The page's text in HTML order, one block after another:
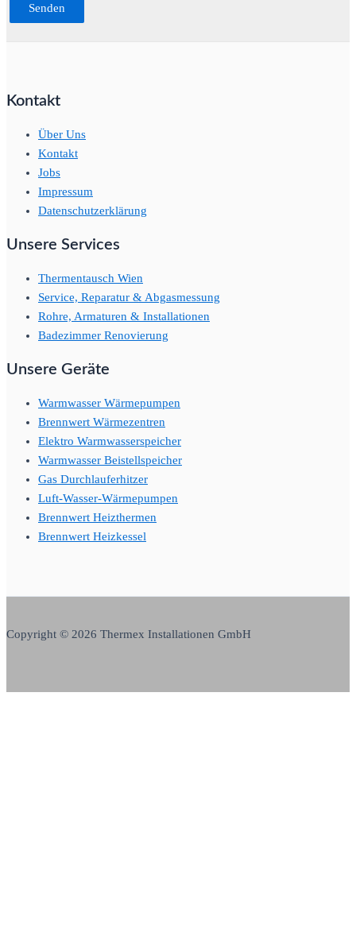
Kontakt
Über Uns
Kontakt
Jobs
Impressum
Datenschutzerklärung
Unsere Services
Thermentausch Wien
Service, Reparatur & Abgasmessung
Rohre, Armaturen & Installationen
Badezimmer Renovierung
Unsere Geräte
Warmwasser Wärmepumpen
Brennwert Wärmezentren
Elektro Warmwasserspeicher
Warmwasser Beistellspeicher
Gas Durchlauferhitzer
Luft-Wasser-Wärmepumpen
Brennwert Heizthermen
Brennwert Heizkessel
Copyright © 2026 Thermex Installationen GmbH